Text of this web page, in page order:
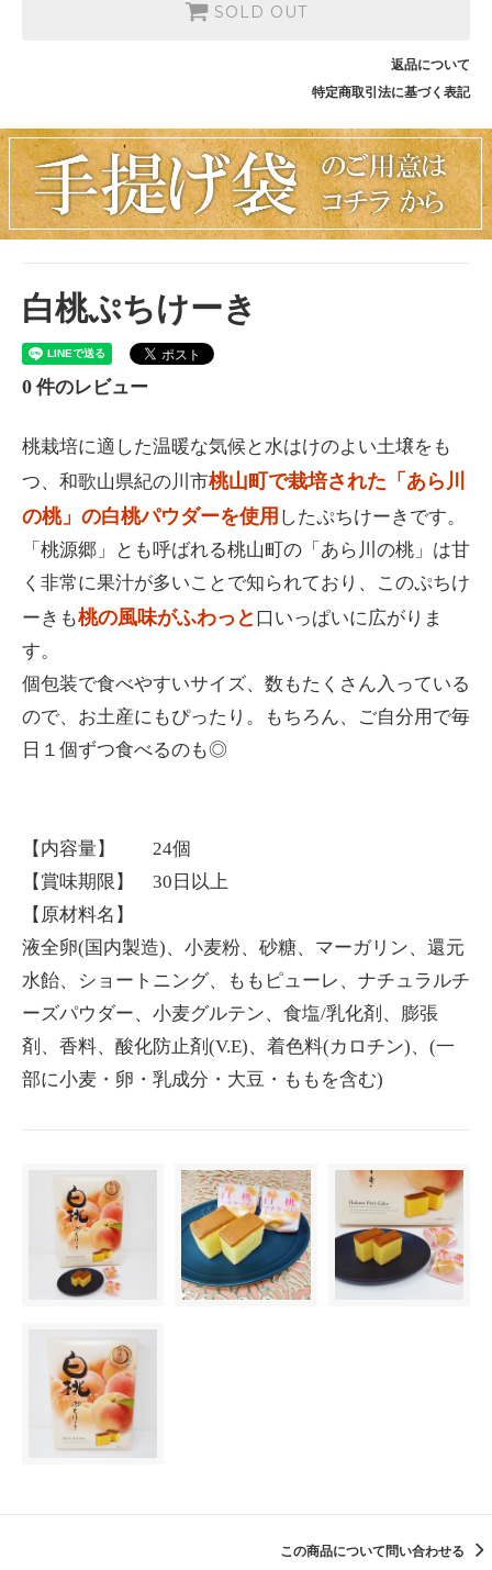
SOLD OUT
返品について
特定商取引法に基づく表記
白桃ぷちけーき
0 件のレビュー
桃栽培に適した温暖な気候と水はけのよい土壌をも
つ、和歌山県紀の川市桃山町で栽培された「あら川
の桃」の白桃パウダーを使用 したぷちけーきです。
「桃源郷」とも呼ばれる桃山町の「あら川の桃」は甘
く非常に果汁が多いことで知られており、このぷちけ
ーきも桃の風味がふわっと 口いっぱいに広がりま
す。
個包装で食べやすいサイズ、数もたくさん入っている
ので、お土産にもぴったり。もちろん、ご自分用で毎
日１個ずつ食べるのも◎
【内容量】 24個
【賞味期限】 30日以上
【原材料名】
液全卵(国内製造)、小麦粉、砂糖、マーガリン、還元
水飴、ショートニング、ももピューレ、ナチュラルチ
ーズパウダー、小麦グルテン、食塩/乳化剤、膨張
剤、香料、酸化防止剤(V.E)、着色料(カロチン)、(一
部に小麦・卵・乳成分・大豆・ももを含む)
この商品について問い合わせる